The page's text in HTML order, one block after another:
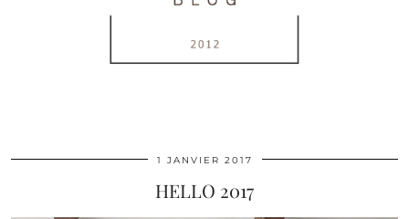
1 JANVIER 2017
HELLO 2017